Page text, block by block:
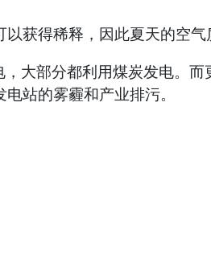
获得稀释，因此夏天的空气
大部分都利用煤炭发电。
站的雾霾和产业排污。